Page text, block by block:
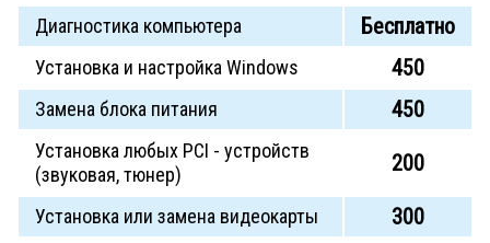
Диагностика компьютера Бесплатно
Установка и настройка Windows 450
Замена блока питания 450
Установка любых PCI - устройств
(звуковая, тюнер)
200
Установка или замена видеокарты 300